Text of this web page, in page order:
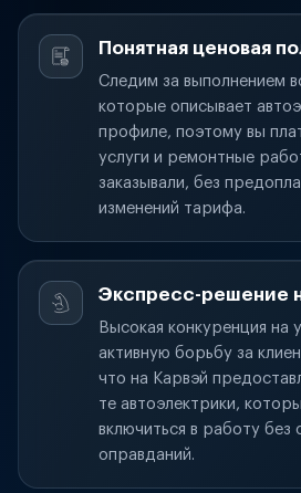
Понятная ценовая
Следим за выполнением
которые описывает
профиле, поэтому вы
услуги и ремонтные
заказывали, без
изменений тарифа.
Экспресс-решение
Высокая конкуренция на
активную борьбу за
что на Карвэй
те автоэлектрики,
включиться в работу без
оправданий.